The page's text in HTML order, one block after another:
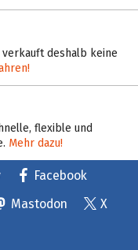
deshalb keine
flexible und
Mehr dazu!
Facebook
Mastodon
X